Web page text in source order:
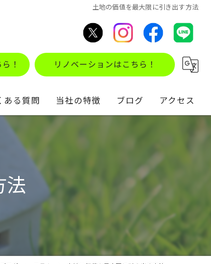
土地の価値を最大限に引き出す方法
！ リノベーションはこちら！
ある質問 当社の特徴 ブログ アクセス
法